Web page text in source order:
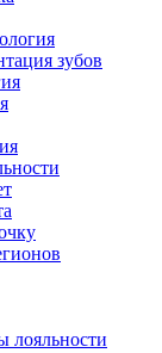
зубов
лояльности